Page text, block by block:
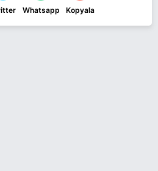
Whatsapp Kopyala